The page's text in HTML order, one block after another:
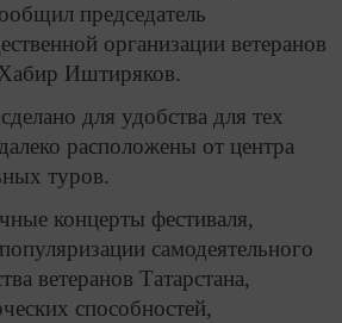
председатель
организации ветеранов
Иштиряков.
для удобства для тех
расположены от центра
туров.
концерты фестиваля,
самодеятельного
ветеранов Татарстана,
способностей,